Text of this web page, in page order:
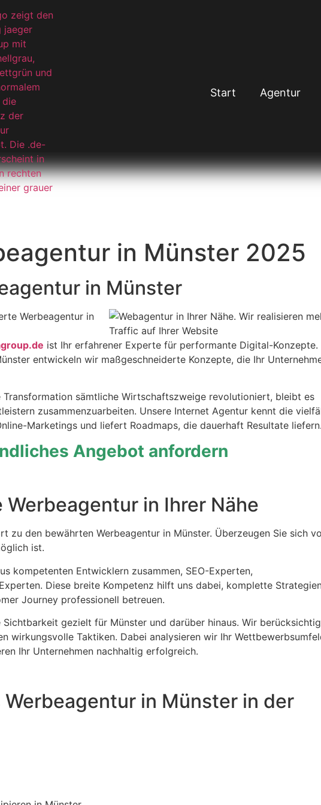
Start Agentur
in Münster 2025
in Münster
Werbeagentur in
ist Ihr erfahrener Experte für performante Digital-Konzepte.
entwickeln wir maßgeschneiderte Konzepte, die Ihr
sämtliche Wirtschaftszweige revolutioniert, bleibt es
zusammenzuarbeiten. Unsere Internet Agentur kennt die
Marketings und liefert Roadmaps, die dauerhaft Resultate liefern.
Angebot anfordern
Werbeagentur in Ihrer Nähe
zu den bewährten Werbeagentur in Münster. Überzeugen Sie sich
ist.
kompetenten Entwicklern zusammen, SEO-Experten,
Diese breite Kompetenz hilft uns dabei, komplette
Journey professionell betreuen.
Sichtbarkeit gezielt für Münster und darüber hinaus. Wir
wirkungsvolle Taktiken. Dabei analysieren wir Ihr
Ihr Unternehmen nachhaltig erfolgreich.
in Münster in der